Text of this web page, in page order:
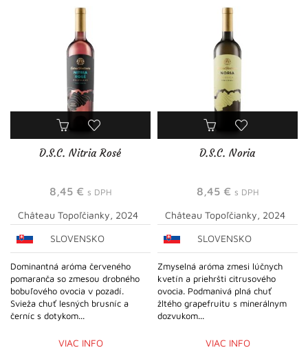
D.S.C. Nitria Rosé
8,45 € s DPH
Château Topoľčianky, 2024
SLOVENSKO
Dominantná aróma červeného
pomaranča so zmesou drobného
bobuľového ovocia v pozadí.
Svieža chuť lesných brusníc a
černíc s dotykom...
VIAC INFO
D.S.C. Noria
8,45 € s DPH
Château Topoľčianky, 2024
SLOVENSKO
Zmyselná aróma zmesi lúčnych
kvetín a priehršti citrusového
ovocia. Podmanivá plná chuť
žltého grapefruitu s minerálnym
dozvukom...
VIAC INFO